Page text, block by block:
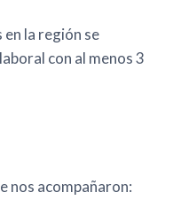
la región se
con al menos 3
nos acompañaron: